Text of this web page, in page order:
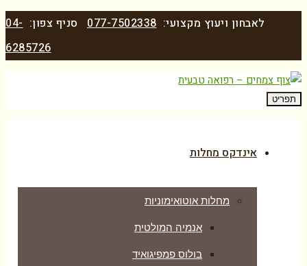
לאבחון ויעוץ מקצועי:077-7502338 סניף צפון:04-
6285726
תפריט
אינדקס מחלות
מחלות אוטואימוניות
אנמיה המולטית
בולוס פמפיגואיד